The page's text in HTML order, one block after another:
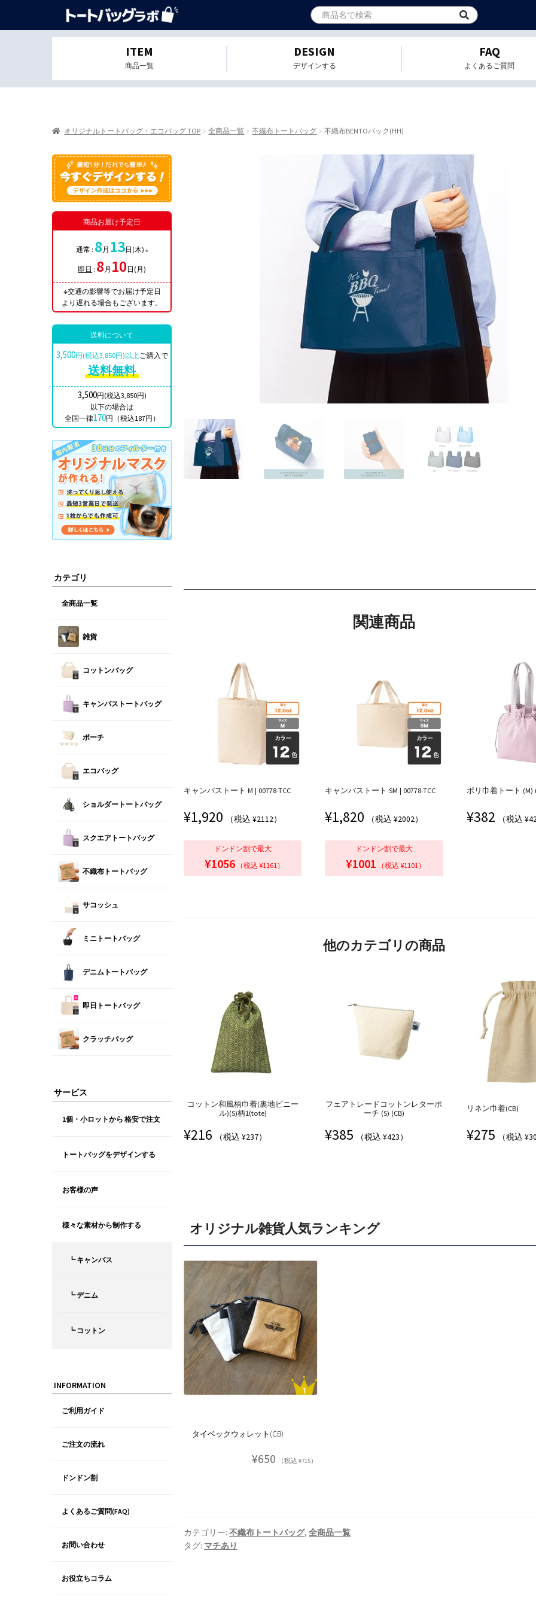
ITEM
商品一覧
DESIGN
デザインする
FAQ
よくあるご質問
オリジナルトートバッグ・エコバッグ TOP 全商品一覧 不織布トートバッグ 不織布BENTOバック(HH)
関連商品
キャンバストート M | 00778-TCC
¥1,920 （税込 ¥2112）
ドンドン割で最大
¥1056 （税込 ¥1161）
キャンバストート SM | 00778-TCC
¥1,820 （税込 ¥2002）
ドンドン割で最大
¥1001 （税込 ¥1101）
ポリ巾着トート (M)
¥382 （税込
他のカテゴリの商品
コットン和風柄巾着(裏地ビニー
ル)(S)柄1(tote)
¥216 （税込 ¥237）
フェアトレードコットンレターポ
ーチ (S) (CB)
¥385 （税込 ¥423）
リネン巾着(CB)
¥275 （税込
オリジナル雑貨人気ランキング
タイベックウォレット(CB)
¥650 （税込 ¥715）
カテゴリー: 不織布トートバッグ, 全商品一覧
タグ: マチあり
商品お届け予定日
通常 : 8 月 13日(木) ※
即日 : 8 月 10 日(月)
※交通の影響等でお届け予定日
より遅れる場合もございます。
送料について
3,500円(税込3,850円)以上ご購入で
送料無料
3,500円(税込3,850円)
以下の場合は
全国一律170円（税込187円）
カテゴリ
全商品一覧
雑貨
コットンバッグ
キャンバストートバッグ
ポーチ
エコバッグ
ショルダートートバッグ
スクエアトートバッグ
不織布トートバッグ
サコッシュ
ミニトートバッグ
デニムトートバッグ
即日トートバッグ
クラッチバッグ
サービス
1個・小ロットから 格安で注文
トートバッグをデザインする
お客様の声
様々な素材から制作する
┗ キャンバス
┗ デニム
┗ コットン
INFORMATION
ご利用ガイド
ご注文の流れ
ドンドン割
よくあるご質問(FAQ)
お問い合わせ
お役立ちコラム